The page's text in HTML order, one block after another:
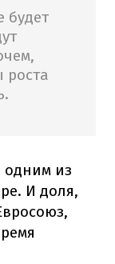
будет
одним из
И доля,